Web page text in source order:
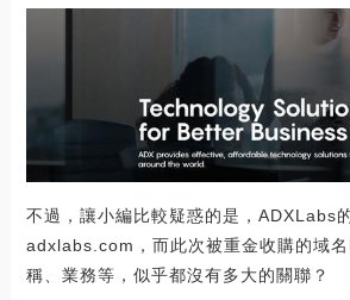
不過，讓小編比較疑惑的是，ADXLabs
adxlabs.com，而此次被重金收購的域
稱、業務等，似乎都沒有多大的關聯？